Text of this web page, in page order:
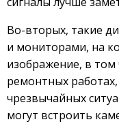
Во-вторых, такие
и мониторами, на
изображение, в том
ремонтных
чрезвычайных
могут встроить